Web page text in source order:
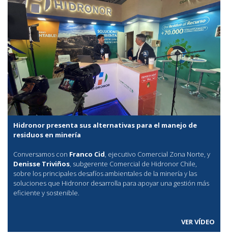
Hidronor presenta sus alternativas para el manejo de
residuos en minería
Conversamos con Franco Cid, ejecutivo Comercial Zona Norte, y
Denisse Triviños, subgerente Comercial de Hidronor Chile,
sobre los principales desafíos ambientales de la minería y las
soluciones que Hidronor desarrolla para apoyar una gestión más
eficiente y sostenible.
VER VÍDEO